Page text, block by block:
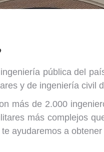
pública del
y de ingeniería civil
más de 2.000
más complejos
ayudaremos a